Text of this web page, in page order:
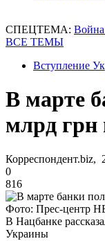
СПЕЦТЕМА:
ВСЕ ТЕМЫ
Вступление
В марте
млрд
Корреспондент.biz,
0
816
Фото: Прес-центр
В Нацбанке
Украины